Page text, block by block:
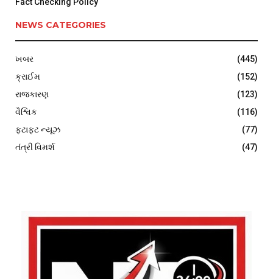
NEWS CATEGORIES
ખબર
(445)
ક્રાઈમ
(152)
રાજકારણ
(123)
વૈશ્વિક
(116)
ફટાફટ ન્યૂઝ
(77)
તંત્રી વિમર્શ
(47)